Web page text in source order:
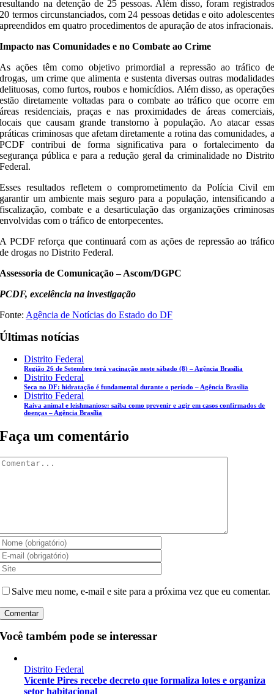
resultando na detenção de 25 pessoas. Além disso, foram registrados
20 termos circunstanciados, com 24 pessoas detidas e oito adolescentes
apreendidos em quatro procedimentos de apuração de atos infracionais.
Impacto nas Comunidades e no Combate ao Crime
As ações têm como objetivo primordial a repressão ao tráfico de
drogas, um crime que alimenta e sustenta diversas outras modalidades
delituosas, como furtos, roubos e homicídios. Além disso, as operações
estão diretamente voltadas para o combate ao tráfico que ocorre em
áreas residenciais, praças e nas proximidades de áreas comerciais,
locais que causam grande transtorno à população. Ao atacar essas
práticas criminosas que afetam diretamente a rotina das comunidades, a
PCDF contribui de forma significativa para o fortalecimento da
segurança pública e para a redução geral da criminalidade no Distrito
Federal.
Esses resultados refletem o comprometimento da Polícia Civil em
garantir um ambiente mais seguro para a população, intensificando a
fiscalização, combate e a desarticulação das organizações criminosas
envolvidas com o tráfico de entorpecentes.
A PCDF reforça que continuará com as ações de repressão ao tráfico
de drogas no Distrito Federal.
Assessoria de Comunicação – Ascom/DGPC
PCDF, excelência na investigação
Fonte: Agência de Notícias do Estado do DF
Últimas notícias
Distrito Federal
Região 26 de Setembro terá vacinação neste sábado (8) – Agência Brasília
Distrito Federal
Seca no DF: hidratação é fundamental durante o período – Agência Brasília
Distrito Federal
Raiva animal e leishmaniose: saiba como prevenir e agir em casos confirmados de
doenças – Agência Brasília
Faça um comentário
Salve meu nome, e-mail e site para a próxima vez que eu comentar.
Você também pode se interessar
Distrito Federal
Vicente Pires recebe decreto que formaliza lotes e organiza
setor habitacional